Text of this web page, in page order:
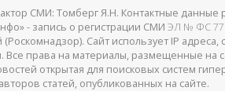
СМИ: Томберг Я.Н. Контактные данные
- запись о регистрации СМИ ЭЛ № ФС 77
Сайт использует IP
права на материалы, размещенные
открытая для поисковых систем
статей, опубликованных на сайте.